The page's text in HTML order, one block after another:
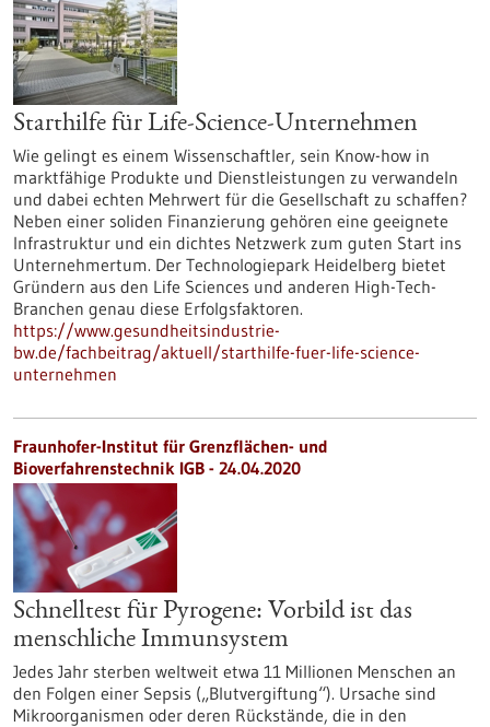
Starthilfe für Life-Science-Unternehmen
Wie gelingt es einem Wissenschaftler, sein Know-how in
marktfähige Produkte und Dienstleistungen zu verwandeln
und dabei echten Mehrwert für die Gesellschaft zu schaffen?
Neben einer soliden Finanzierung gehören eine geeignete
Infrastruktur und ein dichtes Netzwerk zum guten Start ins
Unternehmertum. Der Technologiepark Heidelberg bietet
Gründern aus den Life Sciences und anderen High-Tech-
Branchen genau diese Erfolgsfaktoren.
https://www.gesundheitsindustrie-
bw.de/fachbeitrag/aktuell/starthilfe-fuer-life-science-
unternehmen
Fraunhofer-Institut für Grenzflächen- und
Bioverfahrenstechnik IGB - 24.04.2020
Schnelltest für Pyrogene: Vorbild ist das
menschliche Immunsystem
Jedes Jahr sterben weltweit etwa 11 Millionen Menschen an
den Folgen einer Sepsis („Blutvergiftung“). Ursache sind
Mikroorganismen oder deren Rückstände, die in den